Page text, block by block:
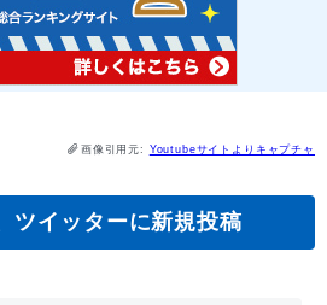
画像引用元: Youtubeサイトよりキャプチャ
ツイッターに新規投稿